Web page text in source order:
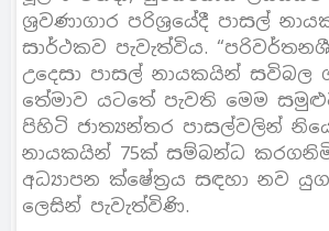
ශ්‍රවණාගාර පරිශ්‍රයේදී පාසල්
සාර්ථකව පැවැත්විය.
උදෙසා පාසල් නායකයින් සවිබල
තේමාව යටතේ පැවති මෙම
පිහිටි ජාත්‍යන්තර පාසල්වලින්
නායකයින් 75ක් සම්බන්ධ
අධ්‍යාපන ක්ෂේත්‍රය සඳහා නව
ලෙසින් පැවැත්විණි.